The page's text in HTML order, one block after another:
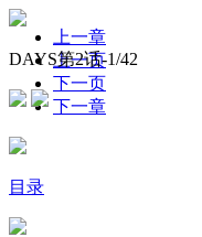
DAYS第2话-1/42
上一章
上一页
下一页
下一章
目录